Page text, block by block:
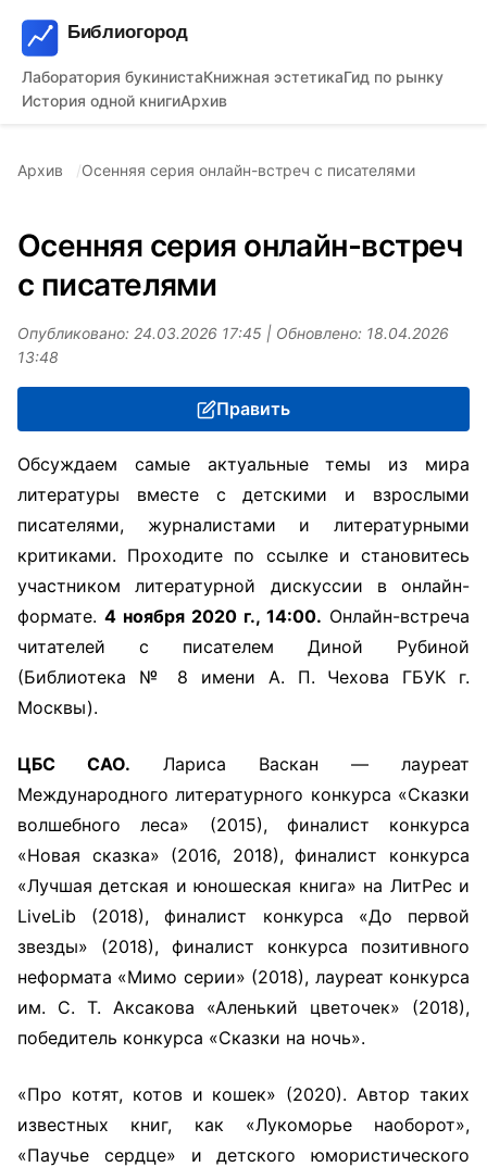
Лаборатория букинистаКнижная эстетикаГид по рынку
История одной книгиАрхив
Архив Осенняя серия онлайн-встреч с писателями
Осенняя серия онлайн-встреч
с писателями
Опубликовано: 24.03.2026 17:45 | Обновлено: 18.04.2026
13:48
Править
Обсуждаем самые актуальные темы из мира
литературы вместе с детскими и взрослыми
писателями, журналистами и литературными
критиками. Проходите по ссылке и становитесь
участником литературной дискуссии в онлайн-
формате. 4 ноября 2020 г., 14:00. Онлайн-встреча
читателей с писателем Диной Рубиной
(Библиотека № 8 имени А. П. Чехова ГБУК г.
Москвы).
ЦБС САО. Лариса Васкан — лауреат
Международного литературного конкурса «Сказки
волшебного леса» (2015), финалист конкурса
«Новая сказка» (2016, 2018), финалист конкурса
«Лучшая детская и юношеская книга» на ЛитРес и
LiveLib (2018), финалист конкурса «До первой
звезды» (2018), финалист конкурса позитивного
неформата «Мимо серии» (2018), лауреат конкурса
им. С. Т. Аксакова «Аленький цветочек» (2018),
победитель конкурса «Сказки на ночь».
«Про котят, котов и кошек» (2020). Автор таких
известных книг, как «Лукоморье наоборот»,
«Паучье сердце» и детского юмористического